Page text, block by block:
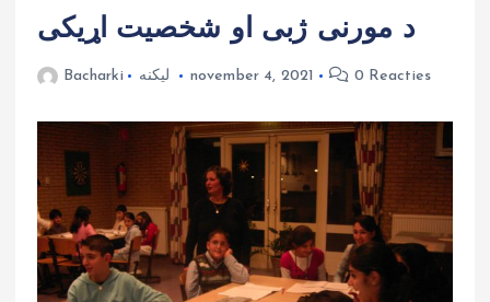
د مورنی ژبی او شخصیت اړیکی
Bacharki لیکنه november 4, 2021 0 Reacties